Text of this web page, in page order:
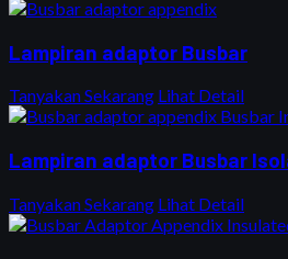
Lampiran adaptor Busbar
Tanyakan Sekarang Lihat Detail
Lampiran adaptor Busbar
Tanyakan Sekarang Lihat Detail